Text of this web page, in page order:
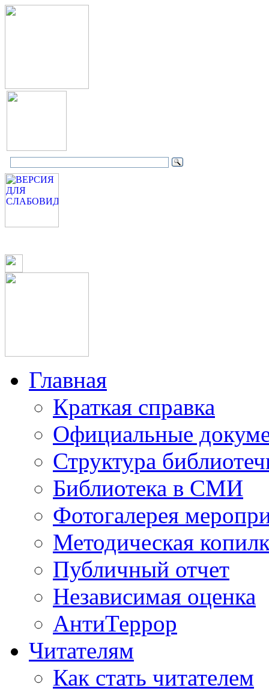
Главная
Краткая справка
Официальные
Структура
Библиотека в СМИ
Фотогалерея
Методическая
Публичный отчет
Независимая оценка
АнтиТеррор
Читателям
Как стать читателем